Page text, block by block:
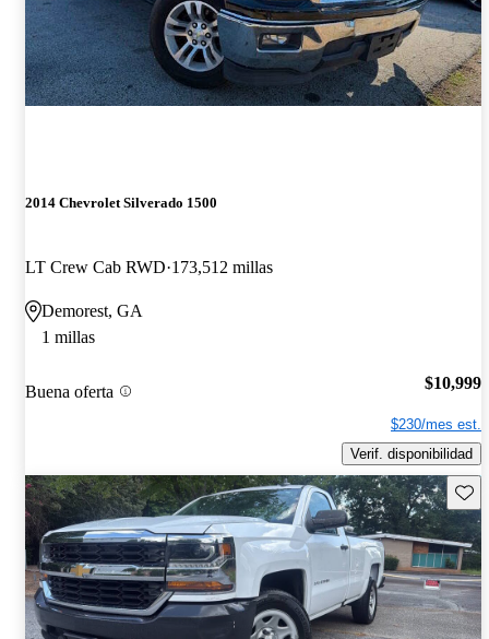
2014 Chevrolet Silverado 1500
LT Crew Cab RWD 173,512 millas
Demorest, GA
1 millas
Buena oferta $10,999
$230/mes est.
Verif. disponibilidad